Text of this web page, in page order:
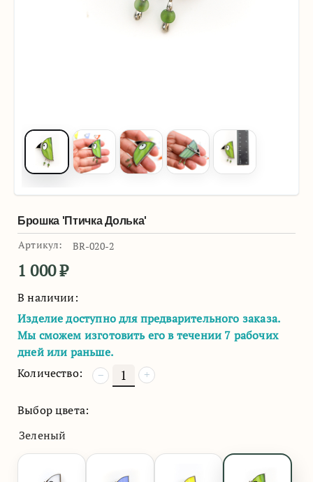
Брошка 'Птичка Долька'
Артикул: BR-020-2
1 000₽
В наличии:
Изделие доступно для предварительного заказа.
Мы сможем изготовить его в течении 7 рабочих
дней или раньше.
Количество:
+
−
Выбор цвета:
Зеленый